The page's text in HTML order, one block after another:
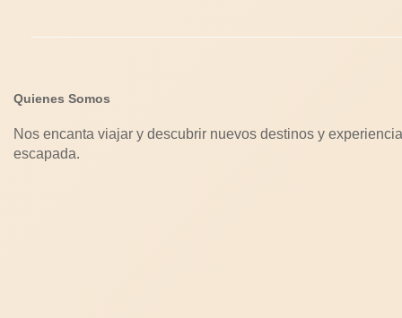
Quienes Somos
Nos encanta viajar y descubrir nuevos destinos y
escapada.